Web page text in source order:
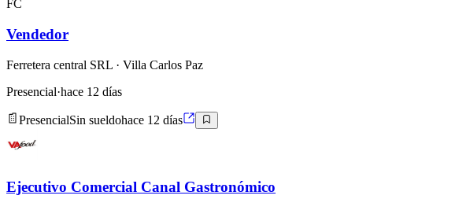
FC
Vendedor
Ferretera central SRL · Villa Carlos Paz
Presencial·hace 12 días
PresencialSin sueldohace 12 días
Ejecutivo Comercial Canal Gastronómico